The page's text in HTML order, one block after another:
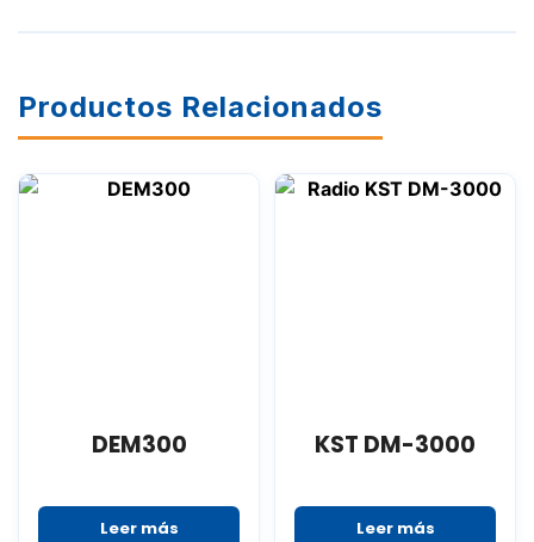
Productos Relacionados
DEM300
Leer más
KST DM-3000
Leer más